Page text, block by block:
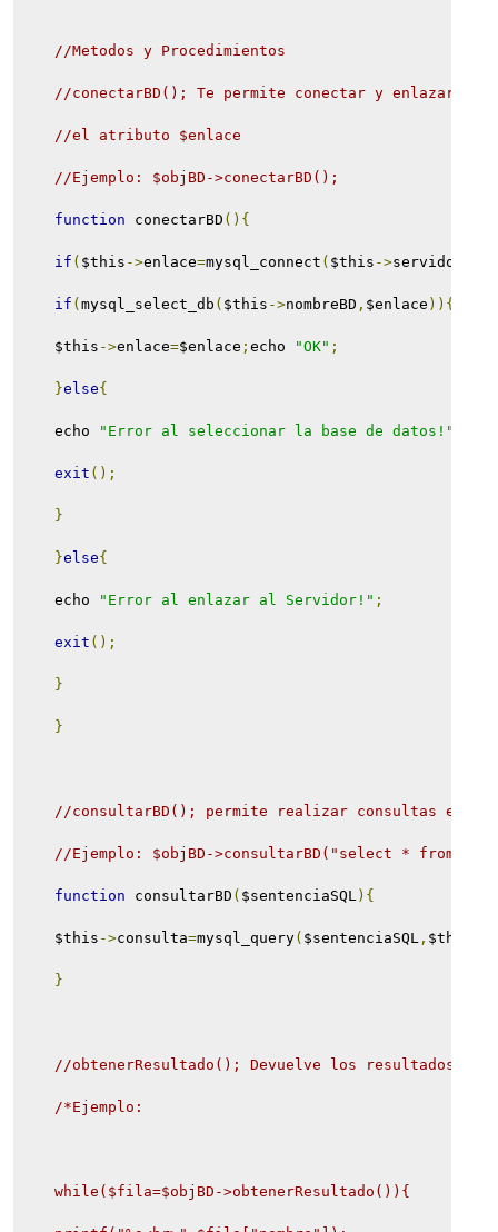
//Metodos y Procedimientos
//conectarBD(); Te permite conectar y enlazar la
//el atributo $enlace
//Ejemplo: $objBD->conectarBD();
function conectarBD (){
if ( $this ->enlace=mysql_connect ( $this ->servidor
if ( mysql_select_db ( $this ->nombreBD , $enlace )){
$this ->enlace=$enlace ; echo "OK" ;
}else{
echo "Error al seleccionar la base de datos!"
exit ();
}
}else{
echo "Error al enlazar al Servidor!" ;
exit ();
}
}
//consultarBD(); permite realizar consultas en la
//Ejemplo: $objBD->consultarBD("select * from
function consultarBD ( $sentenciaSQL){
$this ->consulta=mysql_query( $sentenciaSQL , $this
}
//obtenerResultado(); Devuelve los resultados de
/*Ejemplo:
while($fila=$objBD->obtenerResultado()){